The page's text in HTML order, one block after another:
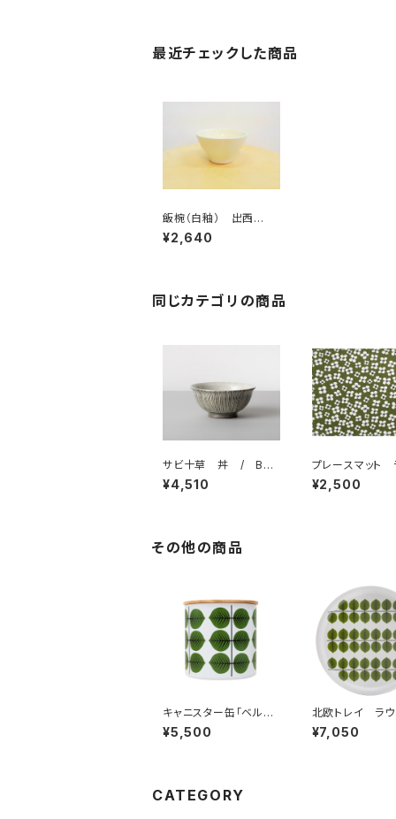
最近チェックした商品
飯椀（白釉） 出西
窯 / 柳宗理ディレク
ション出西窯シリーズ
¥2,640
同じカテゴリの商品
サビ十草 丼 / BAR
BAR 波佐見焼
¥4,510
プレースマット
ョンマット 「ベ
アルメダール
¥2,500
その他の商品
キャニスター缶「ベルサ」
/ Stig Lindberg ス
ティグ・リンドベリ
¥5,500
北欧トレイ ラ
ド “ベルサ”
Lindberg スティ
¥7,050
CATEGORY